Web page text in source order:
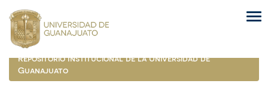
navigation
Repositorio Institucional de la Universidad de
Guanajuato